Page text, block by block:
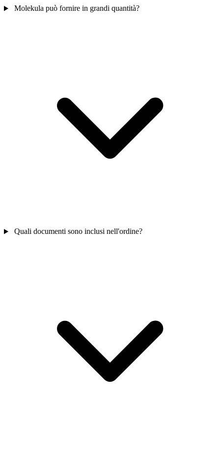
Molekula può fornire in grandi quantità?
Quali documenti sono inclusi nell'ordine?